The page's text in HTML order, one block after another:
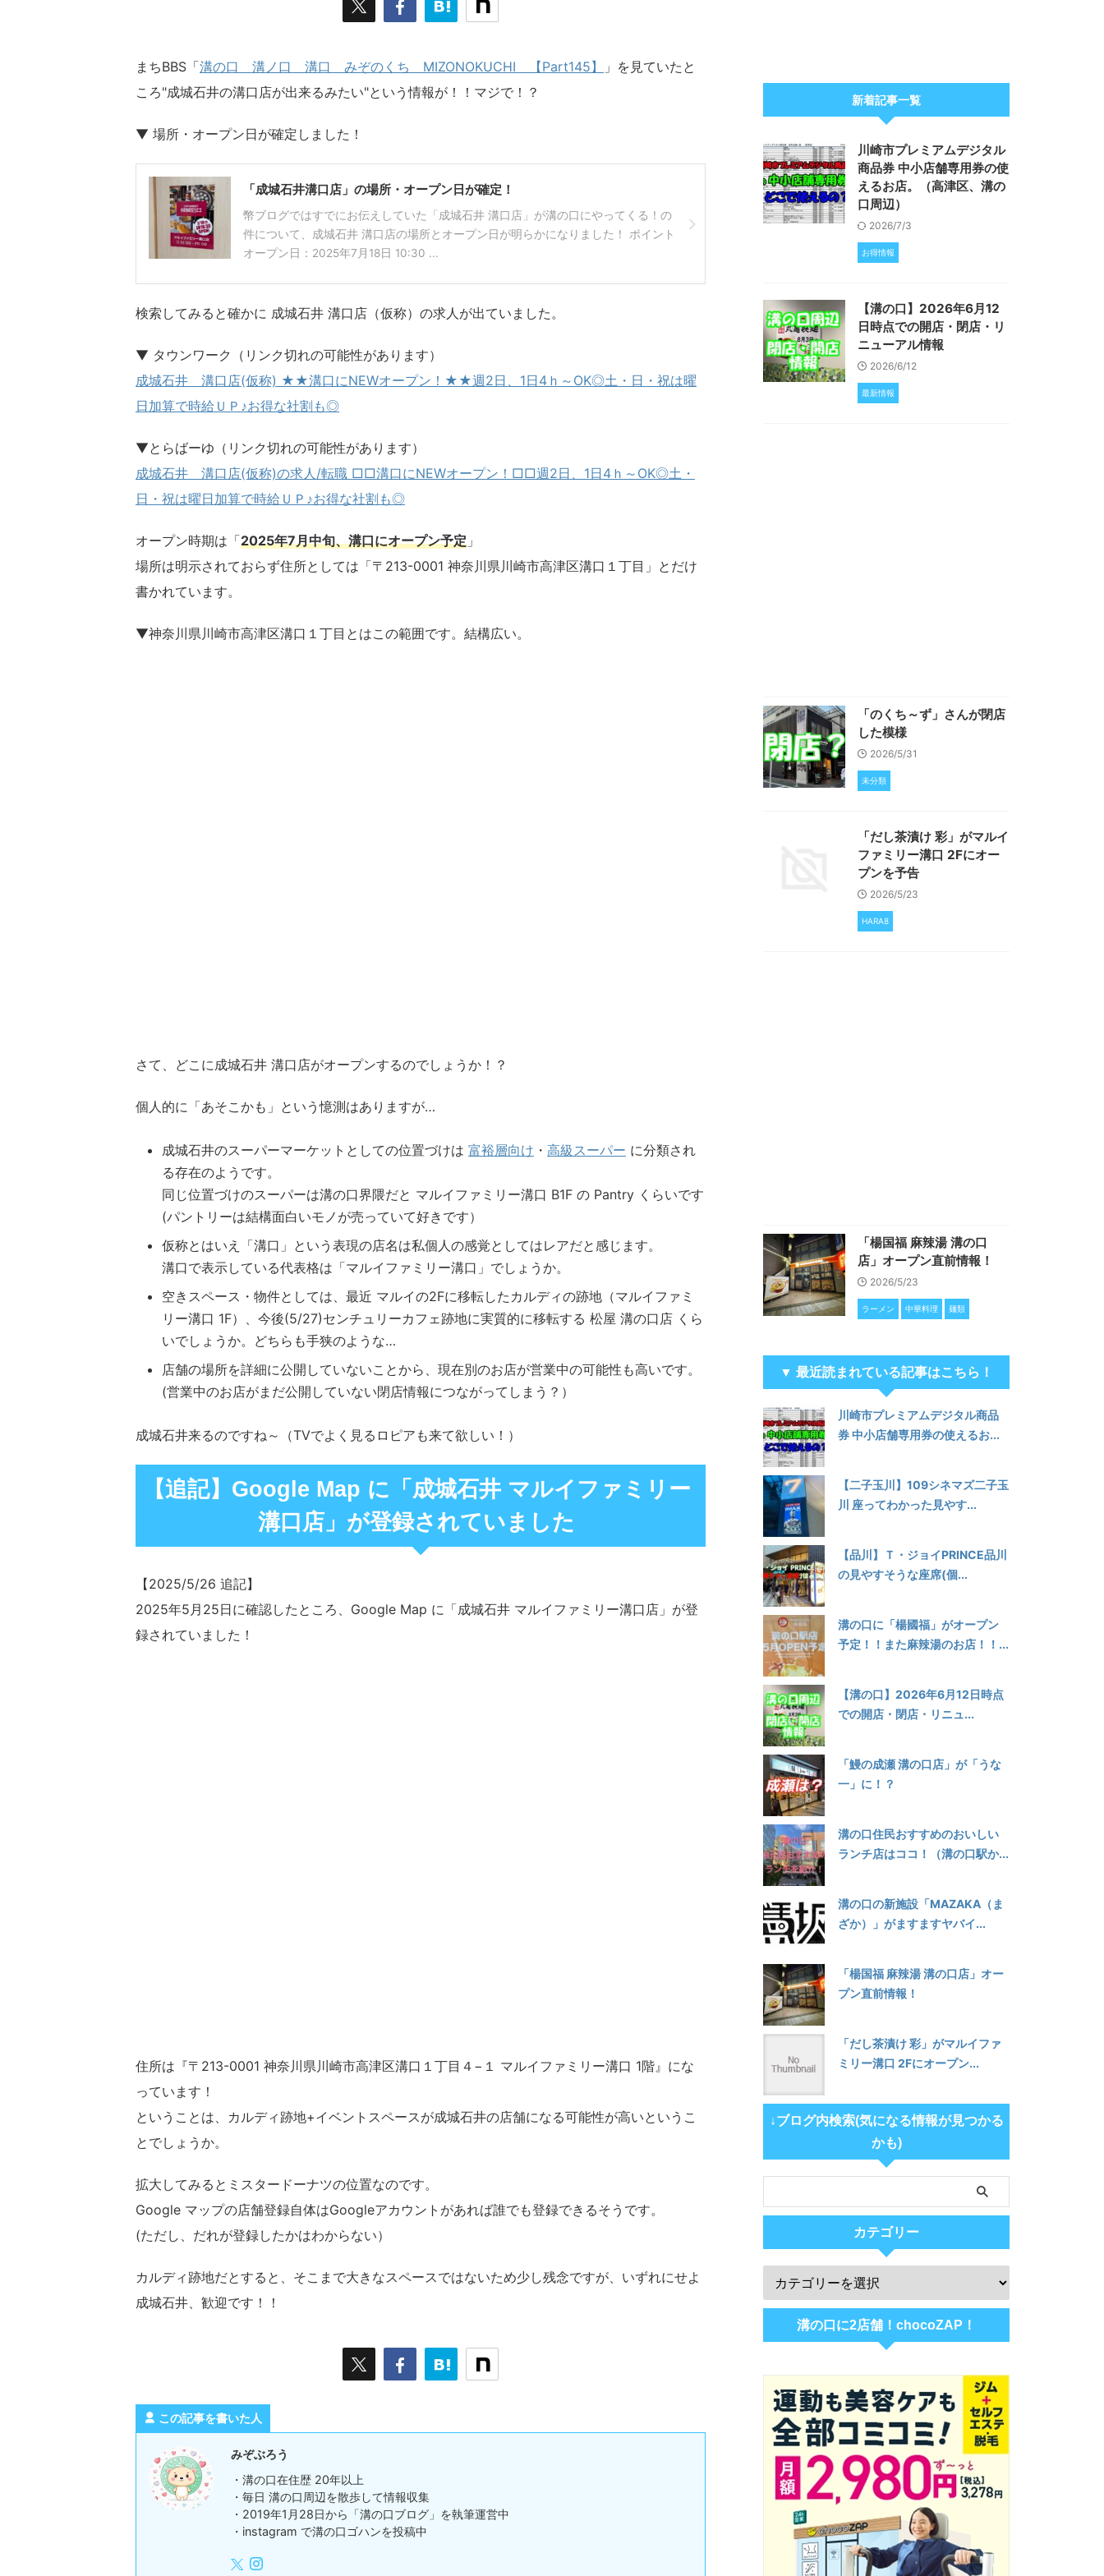
まちBBS「溝の口 溝ノ口 溝口 みぞのくち MIZONOKUCHI 【Part145】
」を見ていたと
ころ"成城石井の溝口店が出来るみたい"という情報が！！マジで！？
▼ 場所・オープン日が確定しました！
「成城石井溝口店」の場所・オープン日が確定！
幣ブログではすでにお伝えしていた「成城石井 溝口店」が溝の口にやってくる！の
件について、成城石井 溝口店の場所とオープン日が明らかになりました！ ポイント
オープン日：2025年7月18日 10:30 ...
検索してみると確かに 成城石井 溝口店（仮称）の求人が出ていました。
▼ タウンワーク（リンク切れの可能性があります）
成城石井 溝口店(仮称) ★★溝口にNEWオープン！★★週2日、1日4ｈ～OK◎土・日・祝は曜
日加算で時給ＵＰ♪お得な社割も◎
▼とらばーゆ（リンク切れの可能性があります）
成城石井 溝口店(仮称)の求人/転職 □□溝口にNEWオープン！□□週2日、1日4ｈ～OK◎土・
日・祝は曜日加算で時給ＵＰ♪お得な社割も◎
オープン時期は「2025年7月中旬、溝口にオープン予定 」
場所は明示されておらず住所としては「〒213-0001 神奈川県川崎市高津区溝口１丁目」とだけ
書かれています。
▼神奈川県川崎市高津区溝口１丁目とはこの範囲です。結構広い。
さて、どこに成城石井 溝口店がオープンするのでしょうか！？
個人的に「あそこかも」という憶測はありますが…
成城石井のスーパーマーケットとしての位置づけは 富裕層向け ・ 高級スーパー に分類され
る存在のようです。
同じ位置づけのスーパーは溝の口界隈だと マルイファミリー溝口 B1F の Pantry くらいです
(パントリーは結構面白いモノが売っていて好きです）
仮称とはいえ「溝口」という表現の店名は私個人の感覚としてはレアだと感じます。
溝口で表示している代表格は「マルイファミリー溝口」でしょうか。
空きスペース・物件としては、最近 マルイの2Fに移転したカルディの跡地（マルイファミ
リー溝口 1F）、今後(5/27)センチュリーカフェ跡地に実質的に移転する 松屋 溝の口店 くら
いでしょうか。どちらも手狭のような…
店舗の場所を詳細に公開していないことから、現在別のお店が営業中の可能性も高いです。
(営業中のお店がまだ公開していない閉店情報につながってしまう？）
成城石井来るのですね～（TVでよく見るロピアも来て欲しい！）
【追記】Google Map に「成城石井 マルイファミリー
溝口店」が登録されていました
【2025/5/26 追記】
2025年5月25日に確認したところ、Google Map に「成城石井 マルイファミリー溝口店」が登
録されていました！
住所は『〒213-0001 神奈川県川崎市高津区溝口１丁目４−１ マルイファミリー溝口 1階』にな
っています！
ということは、カルディ跡地+イベントスペースが成城石井の店舗になる可能性が高いというこ
とでしょうか。
拡大してみるとミスタードーナツの位置なのです。
Google マップの店舗登録自体はGoogleアカウントがあれば誰でも登録できるそうです。
(ただし、だれが登録したかはわからない）
カルディ跡地だとすると、そこまで大きなスペースではないため少し残念ですが、いずれにせよ
成城石井、歓迎です！！
この記事を書いた人
みぞぶろう
・溝の口在住歴 20年以上
・毎日 溝の口周辺を散歩して情報収集
・2019年1月28日から「溝の口ブログ」を執筆運営中
・instagram で溝の口ゴハンを投稿中
新着記事一覧
川崎市プレミアムデジタル
商品券 中小店舗専用券の使
えるお店。（高津区、溝の
口周辺）
2026/7/3
お得情報
【溝の口】2026年6月12
日時点での開店・閉店・リ
ニューアル情報
2026/6/12
最新情報
「のくち～ず」さんが閉店
した模様
2026/5/31
未分類
「だし茶漬け 彩」がマルイ
ファミリー溝口 2Fにオー
プンを予告
2026/5/23
HARA8
「楊国福 麻辣湯 溝の口
店」オープン直前情報！
2026/5/23
ラーメン 中華料理 麺類
▼ 最近読まれている記事はこちら！
川崎市プレミアムデジタル商品
券 中小店舗専用券の使えるお...
【二子玉川】109シネマズ二子玉
川 座ってわかった見やす...
【品川】Ｔ・ジョイPRINCE品川
の見やすそうな座席(個...
溝の口に「楊國福」がオープン
予定！！また麻辣湯のお店！！...
【溝の口】2026年6月12日時点
での開店・閉店・リニュ...
「鰻の成瀬 溝の口店」が「うな
一」に！？
溝の口住民おすすめのおいしい
ランチ店はココ！（溝の口駅か...
溝の口の新施設「MAZAKA（ま
ざか）」がますますヤバイ...
「楊国福 麻辣湯 溝の口店」オー
プン直前情報！
「だし茶漬け 彩」がマルイファ
ミリー溝口 2Fにオープン...
↓ブログ内検索(気になる情報が見つかる
かも)
カテゴリー
溝の口に2店舗！chocoZAP！